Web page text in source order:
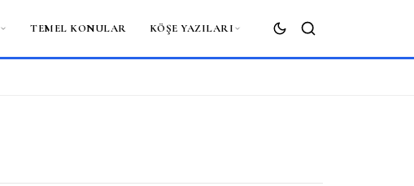
TEMEL KONULAR KÖŞE YAZILARI
ARA